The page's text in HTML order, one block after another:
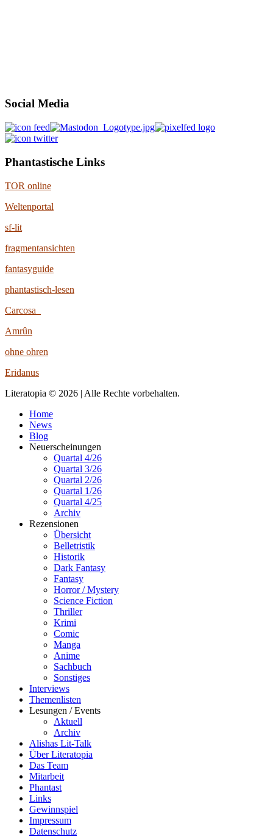
Social Media
Phantastische Links
TOR online
Weltenportal
sf-lit
fragmentansichten
fantasyguide
phantastisch-lesen
Carcosa
Amrûn
ohne ohren
Eridanus
Literatopia © 2026 | Alle Rechte vorbehalten.
Home
News
Blog
Neuerscheinungen
Quartal 4/26
Quartal 3/26
Quartal 2/26
Quartal 1/26
Quartal 4/25
Archiv
Rezensionen
Übersicht
Belletristik
Historik
Dark Fantasy
Fantasy
Horror / Mystery
Science Fiction
Thriller
Krimi
Comic
Manga
Anime
Sachbuch
Sonstiges
Interviews
Themenlisten
Lesungen / Events
Aktuell
Archiv
Alishas Lit-Talk
Über Literatopia
Das Team
Mitarbeit
Phantast
Links
Gewinnspiel
Impressum
Datenschutz